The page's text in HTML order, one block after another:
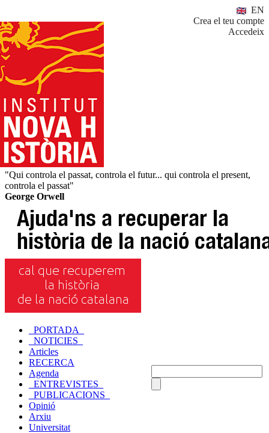
EN
Crea el teu compte
Accedeix
"Qui controla el passat, controla el futur... qui controla el present,
controla el passat"
George Orwell
_PORTADA_
_NOTICIES_
Articles
RECERCA
Agenda
_ENTREVISTES_
_PUBLICACIONS_
Opinió
Arxiu
Universitat